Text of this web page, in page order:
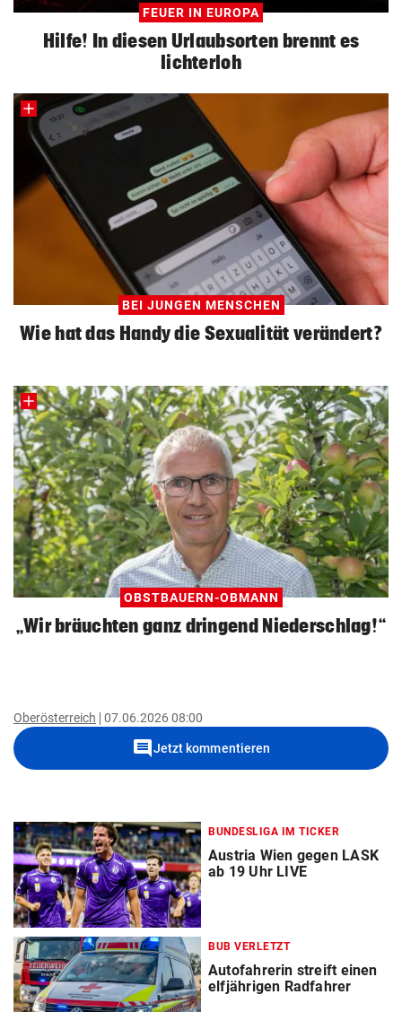
FEUER IN EUROPA
Hilfe! In diesen Urlaubsorten brennt es
lichterloh
BEI JUNGEN MENSCHEN
Wie hat das Handy die Sexualität verändert?
OBSTBAUERN-OBMANN
„Wir bräuchten ganz dringend Niederschlag!“
Oberösterreich 07.06.2026 08:00
commentJetzt kommentieren
BUNDESLIGA IM TICKER
Austria Wien gegen LASK
ab 19 Uhr LIVE
BUB VERLETZT
Autofahrerin streift einen
elfjährigen Radfahrer